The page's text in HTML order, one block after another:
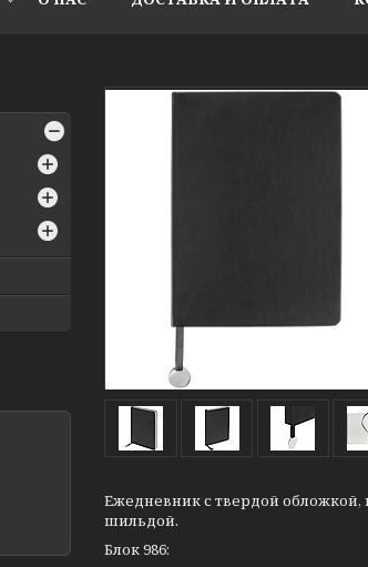
Ежедневник с твердой обложкой,
шильдой.
Блок 986: